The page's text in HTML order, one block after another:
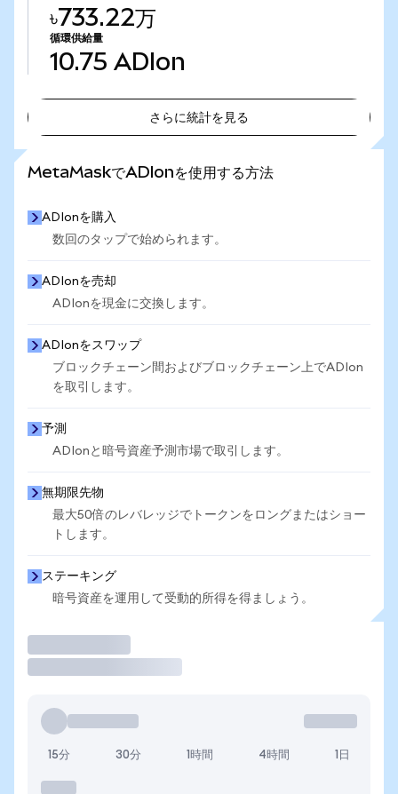
৳733.22万
循環供給量
10.75 ADIon
さらに統計を見る
MetaMaskでADIonを使用する方法
ADIonを購入
数回のタップで始められます。
ADIonを売却
ADIonを現金に交換します。
ADIonをスワップ
ブロックチェーン間およびブロックチェーン上でADIon
を取引します。
予測
ADIonと暗号資産予測市場で取引します。
無期限先物
最大50倍のレバレッジでトークンをロングまたはショー
トします。
ステーキング
暗号資産を運用して受動的所得を得ましょう。
15分 30分 1時間 4時間 1日